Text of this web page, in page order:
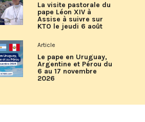
La visite pastorale du
pape Léon XIV à
Assise à suivre sur
KTO le jeudi 6 août
Article
Le pape en Uruguay,
Argentine et Pérou du
6 au 17 novembre
2026